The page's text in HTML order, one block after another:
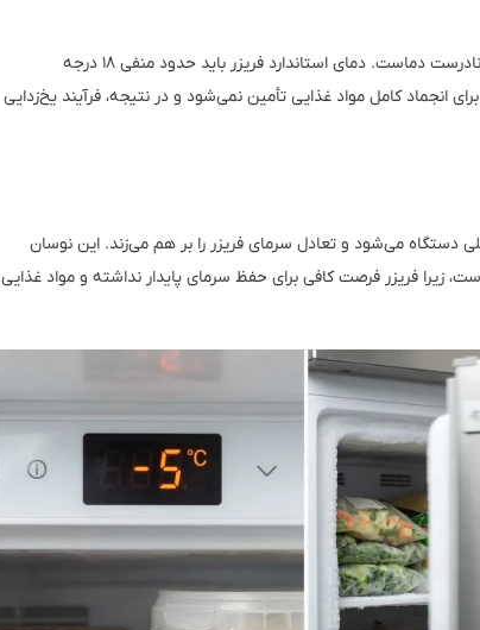
یکی از رایج‌ترین دلایل در علت آب شدن مواد غذایی در فریزر، تنظیم نادرست دماست. دمای استاندارد فریزر باید حدود منفی ۱۸ درجه
انجماد کامل مواد غذایی تأمین نمی‌شود و در نتیجه، فرآیند یخ‌زدایی
دستگاه می‌شود و تعادل سرمای فریزر را بر هم می‌زند. این نوسان
زیرا فریزر فرصت کافی برای حفظ سرمای پایدار نداشته و مواد غذایی